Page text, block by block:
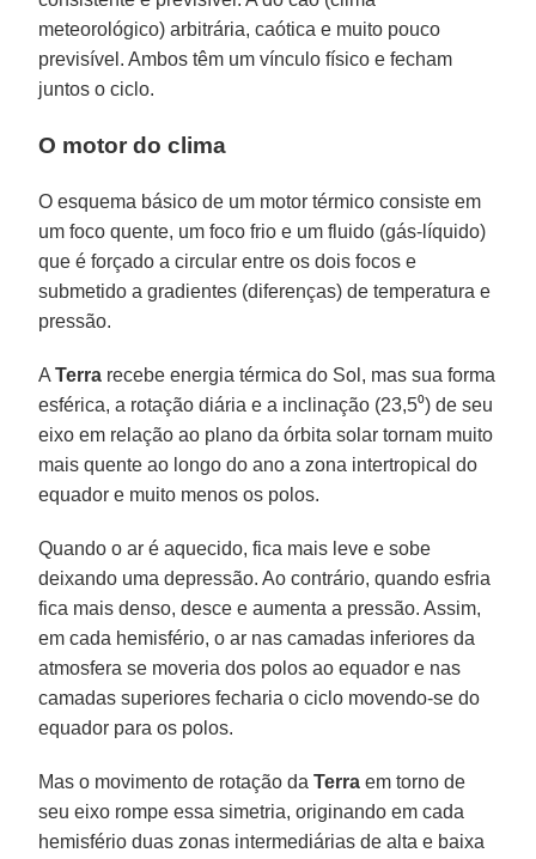
meteorológico) arbitrária, caótica e muito pouco
previsível. Ambos têm um vínculo físico e fecham
juntos o ciclo.
O motor do clima
O esquema básico de um motor térmico consiste em
um foco quente, um foco frio e um fluido (gás-líquido)
que é forçado a circular entre os dois focos e
submetido a gradientes (diferenças) de temperatura e
pressão.
ATerra recebe energia térmica do Sol, mas sua forma
esférica, a rotação diária e a inclinação (23,5⁰) de seu
eixo em relação ao plano da órbita solar tornam muito
mais quente ao longo do ano a zona intertropical do
equador e muito menos os polos.
Quando o ar é aquecido, fica mais leve e sobe
deixando uma depressão. Ao contrário, quando esfria
fica mais denso, desce e aumenta a pressão. Assim,
em cada hemisfério, o ar nas camadas inferiores da
atmosfera se moveria dos polos ao equador e nas
camadas superiores fecharia o ciclo movendo-se do
equador para os polos.
Mas o movimento de rotação daTerra em torno de
seu eixo rompe essa simetria, originando em cada
hemisfério duas zonas intermediárias de alta e baixa